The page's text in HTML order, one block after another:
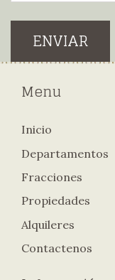
ENVIAR
Menu
Inicio
Departamentos
Fracciones
Propiedades
Alquileres
Contactenos